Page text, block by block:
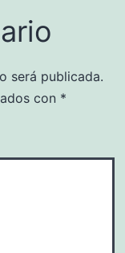
será publicada.
con *